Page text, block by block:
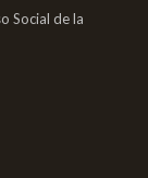
Social de la